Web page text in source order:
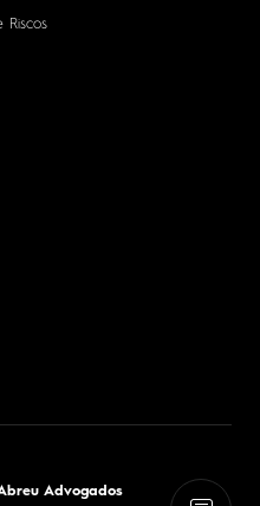
Riscos
Advogados